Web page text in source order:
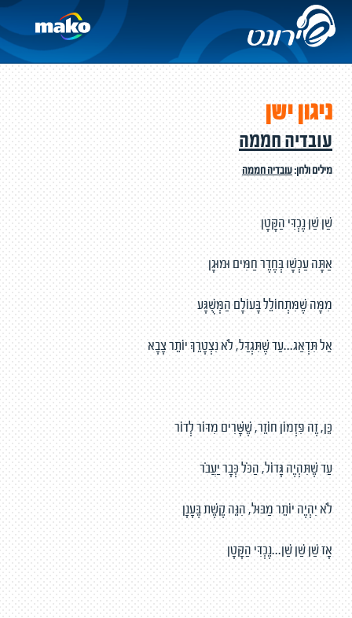
ניגון ישן
עובדיה חממה
מילים ולחן:עובדיה חממה
שַׁן שַׁן נֶכְדִּי הַקָּטָן
אַתָּה עַכְשָׁו בְּחֶדֶר חַמִּים וּמוּגָן
מִמָּה שֶׁמִּתְחוֹלֵל בָּעוֹלָם הַמְּשֻׁגָּע
אַל תִּדְאַג...עַד שֶׁתִּגְדַּל, לֹא נִצְטָרֵךְ יוֹתֵר צָבָא
כֵּן, זֶה פִּזְמוֹן חוֹזֵר, שֶׁשָּׁרִים מִדּוֹר לְדוֹר
עַד שֶׁתִּהְיֶה גָּדוֹל, הַכֹּל כְּבָר יַעֲבֹר
לֹא יִהְיֶה יוֹתֵר מַבּוּל, הִנֵּה קֶשֶׁת בֶּעָנָן
אָז שַׁן שַׁן שַׁן...נֶכְדִּי הַקָּטָן